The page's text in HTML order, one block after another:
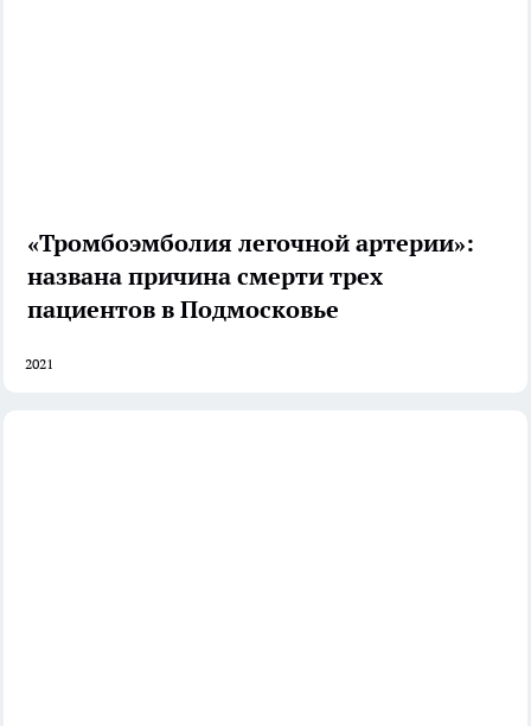
«Тромбоэмболия легочной артерии»:
названа причина смерти трех
пациентов в Подмосковье
2021